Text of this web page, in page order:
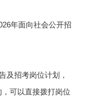
年面向社会公开招
及招考岗位计划，
可以直接拨打岗位